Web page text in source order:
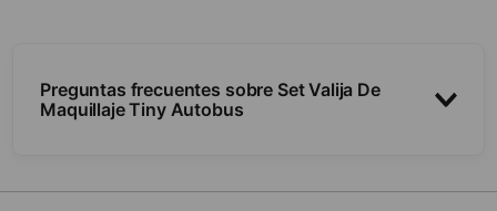
Preguntas frecuentes sobre Set Valija De
Maquillaje Tiny Autobus